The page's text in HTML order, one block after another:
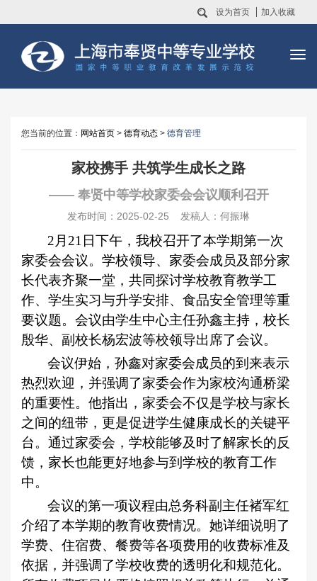
设为首页 加入收藏
您当前的位置： 网站首页 > 德育动态 > 德育管理
家校携手 共筑学生成长之路
—— 奉贤中等学校家委会会议顺利召开
发布时间：2025-02-25 发稿人：何振琳
2月21日下午，我校召开了本学期第一次
家委会会议。学校领导、家委会成员及部分家
长代表齐聚一堂，共同探讨学校教育教学工
作、学生实习与升学安排、食品安全管理等重
要议题。会议由学生中心主任孙鑫主持，校长
殷华、副校长杨宏波等校领导出席了会议。
会议伊始，孙鑫对家委会成员的到来表示
热烈欢迎，并强调了家委会作为家校沟通桥梁
的重要性。他指出，家委会不仅是学校与家长
之间的纽带，更是促进学生健康成长的关键平
台。通过家委会，学校能够及时了解家长的反
馈，家长也能更好地参与到学校的教育工作
中。
会议的第一项议程由总务科副主任褚军红
介绍了本学期的教育收费情况。她详细说明了
学费、住宿费、餐费等各项费用的收费标准及
依据，并强调了学校收费的透明化和规范化。